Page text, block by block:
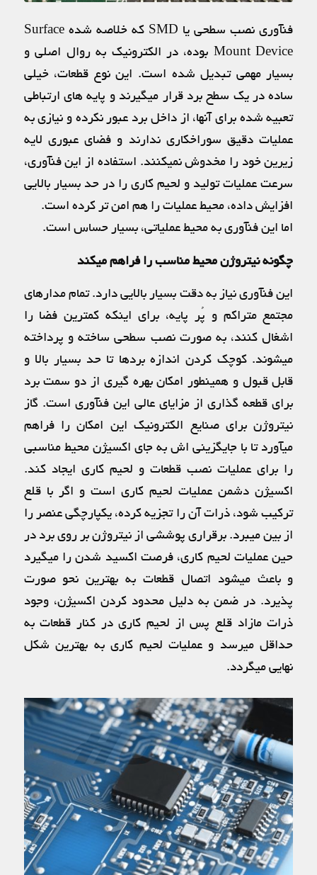
فنآوری نصب سطحی یا SMD که خلاصه شده Surface
Mount Device بوده، در الکترونیک به روال اصلی و
بسیار مهمی تبدیل شده است. این نوع قطعات، خیلی
ساده در یک سطح برد قرار میگیرند و پایه های ارتباطی
تعبیه شده برای آنها، از داخل برد عبور نکرده و نیازی به
عملیات دقیق سوراخکاری ندارند و فضای عبوری لایه
زیرین خود را مخدوش نمیکنند. استفاده از این فنآوری،
سرعت عملیات تولید و لحیم کاری را در حد بسیار بالایی
افزایش داده، محیط عملیات را هم امن تر کرده است.
اما این فنآوری به محیط عملیاتی، بسیار حساس است.
چگونه نیتروژن محیط مناسب را فراهم میکند
این فنآوری نیاز به دقت بسیار بالایی دارد. تمام مدارهای
مجتمع متراکم و پُر پایه، برای اینکه کمترین فضا را
اشغال کنند، به صورت نصب سطحی ساخته و پرداخته
میشوند. کوچک کردن اندازه بردها تا حد بسیار بالا و
قابل قبول و همینطور امکان بهره گیری از دو سمت برد
برای قطعه گذاری از مزایای عالی این فنآوری است. گاز
نیتروژن برای صنایع الکترونیک این امکان را فراهم
میآورد تا با جایگزینی اش به جای اکسیژن محیط مناسبی
را برای عملیات نصب قطعات و لحیم کاری ایجاد کند.
اکسیژن دشمن عملیات لحیم کاری است و اگر با قلع
ترکیب شود، ذرات آن را تجزیه کرده، یکپارچگی عنصر را
از بین میبرد. برقراری پوششی از نیتروژن بر روی برد در
حین عملیات لحیم کاری، فرصت اکسید شدن را میگیرد
و باعث میشود اتصال قطعات به بهترین نحو صورت
پذیرد. در ضمن به دلیل محدود کردن اکسیژن، وجود
ذرات مازاد قلع پس از لحیم کاری در کنار قطعات به
حداقل میرسد و عملیات لحیم کاری به بهترین شکل
نهایی میگردد.